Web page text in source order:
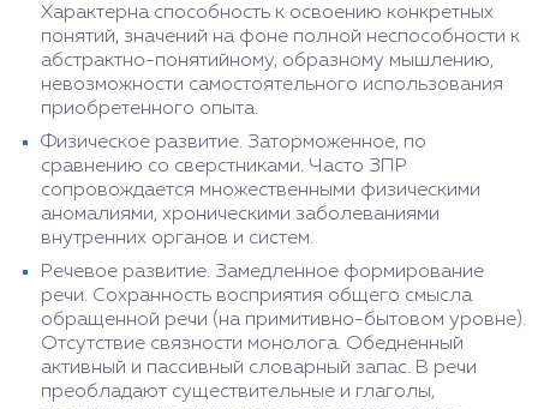
Характерна способность к освоению конкретных
понятий, значений на фоне полной неспособности к
абстрактно-понятийному, образному мышлению,
невозможности самостоятельного использования
приобретенного опыта.
Физическое развитие. Заторможенное, по
сравнению со сверстниками. Часто ЗПР
сопровождается множественными физическими
аномалиями, хроническими заболеваниями
внутренних органов и систем.
Речевое развитие. Замедленное формирование
речи. Сохранность восприятия общего смысла
обращенной речи (на примитивно-бытовом уровне).
Отсутствие связности монолога. Обедненный
активный и пассивный словарный запас. В речи
преобладают существительные и глаголы,